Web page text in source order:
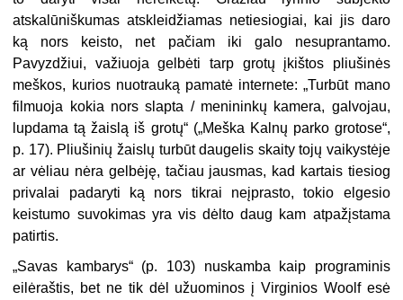
atskalūniškumas atskleidžiamas netiesiogiai, kai jis daro
ką nors keisto, net pačiam iki galo nesuprantamo.
Pavyzdžiui, važiuoja gelbėti tarp grotų įkištos pliušinės
meškos, kurios nuotrauką pamatė internete: „Turbūt mano
filmuoja kokia nors slapta / menininkų kamera, galvojau,
lupdama tą žaislą iš grotų“ („Meška Kalnų parko grotose“,
p. 17). Pliušinių žaislų turbūt daugelis skaity tojų vaikystėje
ar vėliau nėra gelbėję, tačiau jausmas, kad kartais tiesiog
pri­valai padaryti ką nors tikrai neįprasto, tokio elgesio
keistumo suvokimas yra vis dėlto daug kam atpažįstama
patirtis.
„Savas kambarys“ (p. 103) nuskam­ba kaip programinis
eilėraštis, bet ne tik dėl užuominos į Virginios Woolf esė